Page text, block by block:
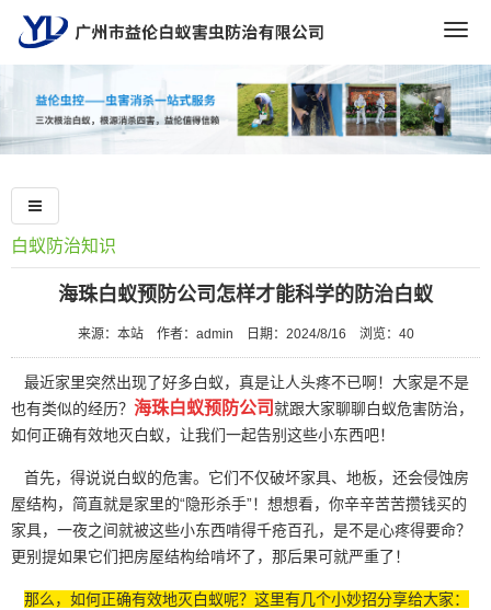
白蚁防治知识
海珠白蚁预防公司怎样才能科学的防治白蚁
来源：本站 作者：admin 日期：2024/8/16 浏览： 40
最近家里突然出现了好多白蚁，真是让人头疼不已啊！大家是不是
也有类似的经历？ 海珠白蚁预防公司就跟大家聊聊白蚁危害防治，
如何正确有效地灭白蚁，让我们一起告别这些小东西吧！
首先，得说说白蚁的危害。它们不仅破坏家具、地板，还会侵蚀房
屋结构，简直就是家里的“隐形杀手”！想想看，你辛辛苦苦攒钱买的
家具，一夜之间就被这些小东西啃得千疮百孔，是不是心疼得要命？
更别提如果它们把房屋结构给啃坏了，那后果可就严重了！
那么，如何正确有效地灭白蚁呢？这里有几个小妙招分享给大家：